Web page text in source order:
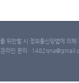
위반할 시 정보통신망법에 의
온라인 문의 :